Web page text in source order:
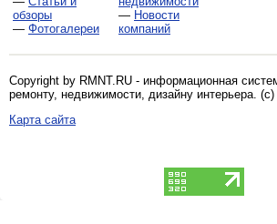
обзоры
— Фотогалереи
— Новости
компаний
Copyright by RMNT.RU - информационная
ремонту, недвижимости, дизайну интерьера.
Карта сайта